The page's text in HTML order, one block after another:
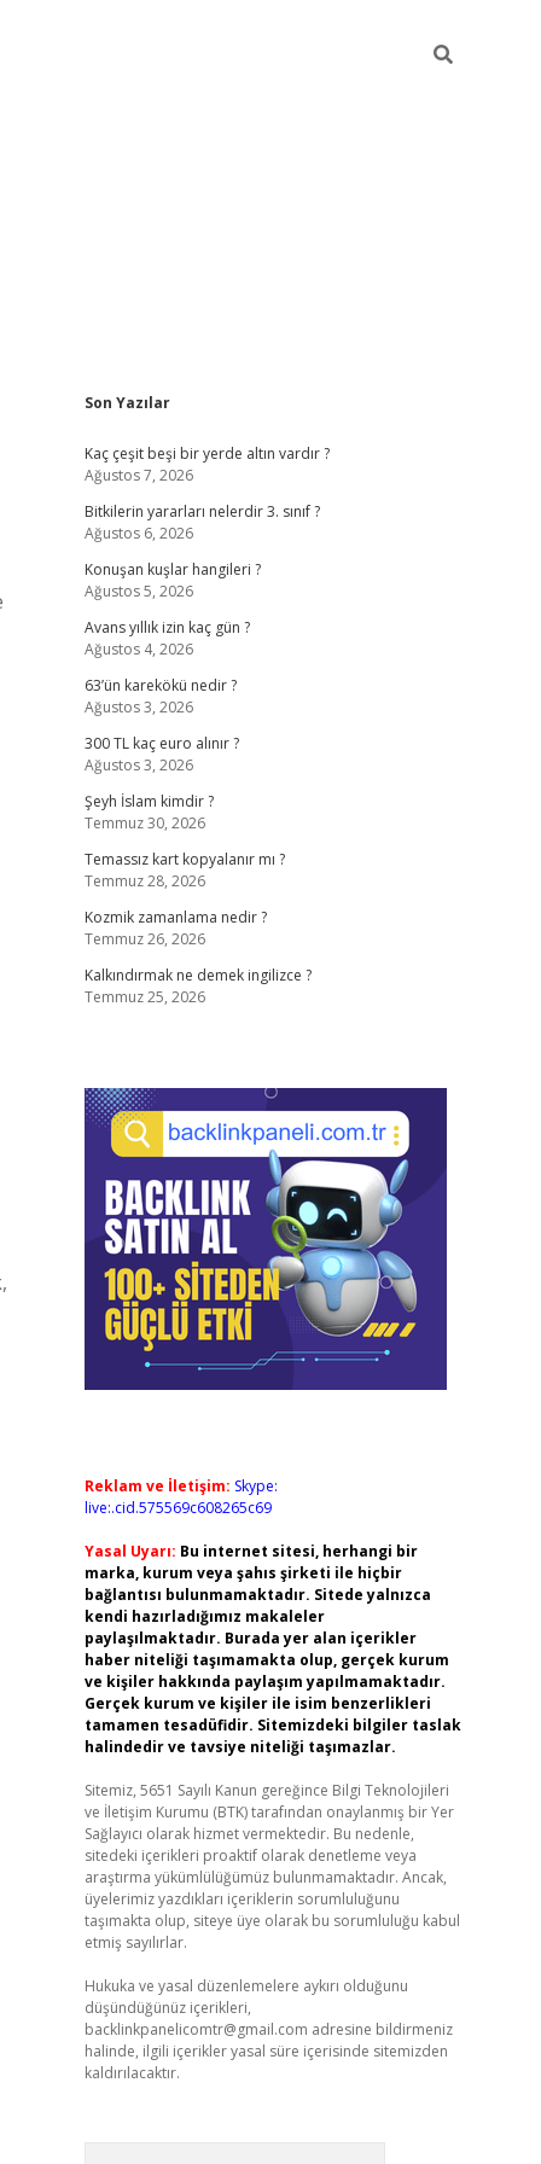
Sidebar
Son Yazılar
Kaç çeşit beşi bir yerde altın vardır ?
Ağustos 7, 2026
Bitkilerin yararları nelerdir 3. sınıf ?
Ağustos 6, 2026
Konuşan kuşlar hangileri ?
Ağustos 5, 2026
Avans yıllık izin kaç gün ?
Ağustos 4, 2026
63’ün karekökü nedir ?
Ağustos 3, 2026
300 TL kaç euro alınır ?
Ağustos 3, 2026
Şeyh İslam kimdir ?
Temmuz 30, 2026
Temassız kart kopyalanır mı ?
Temmuz 28, 2026
Kozmik zamanlama nedir ?
Temmuz 26, 2026
Kalkındırmak ne demek ingilizce ?
Temmuz 25, 2026
Reklam ve İletişim: Skype:
live:.cid.575569c608265c69
Yasal Uyarı: Bu internet sitesi, herhangi bir
marka, kurum veya şahıs şirketi ile hiçbir
bağlantısı bulunmamaktadır. Sitede yalnızca
kendi hazırladığımız makaleler
paylaşılmaktadır. Burada yer alan içerikler
haber niteliği taşımamakta olup, gerçek kurum
ve kişiler hakkında paylaşım yapılmamaktadır.
Gerçek kurum ve kişiler ile isim benzerlikleri
tamamen tesadüfidir. Sitemizdeki bilgiler taslak
halindedir ve tavsiye niteliği taşımazlar.
Sitemiz, 5651 Sayılı Kanun gereğince Bilgi Teknolojileri
ve İletişim Kurumu (BTK) tarafından onaylanmış bir Yer
Sağlayıcı olarak hizmet vermektedir. Bu nedenle,
sitedeki içerikleri proaktif olarak denetleme veya
araştırma yükümlülüğümüz bulunmamaktadır. Ancak,
üyelerimiz yazdıkları içeriklerin sorumluluğunu
taşımakta olup, siteye üye olarak bu sorumluluğu kabul
etmiş sayılırlar.
Hukuka ve yasal düzenlemelere aykırı olduğunu
düşündüğünüz içerikleri,
backlinkpanelicomtr@gmail.com adresine bildirmeniz
halinde, ilgili içerikler yasal süre içerisinde sitemizden
kaldırılacaktır.